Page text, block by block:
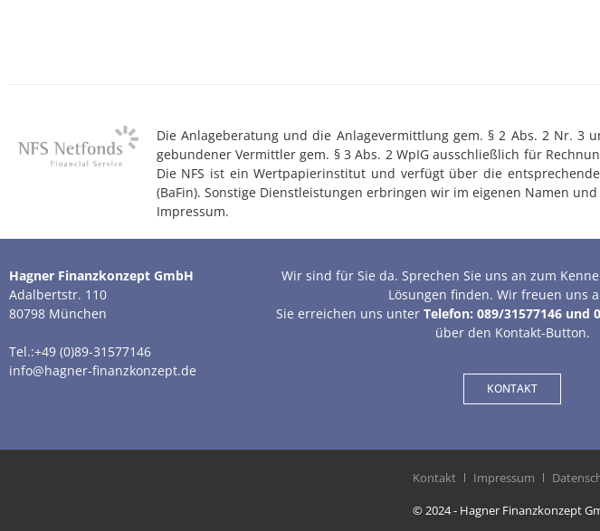
Die Anlageberatung und die Anlagevermittlung gem. § 2 Abs. 2 Nr. 3
gebundener Vermittler gem. § 3 Abs. 2 WpIG ausschließlich für
Die NFS ist ein Wertpapierinstitut und verfügt über die
(BaFin). Sonstige Dienstleistungen erbringen wir im eigenen Namen
Impressum.
Hagner Finanzkonzept GmbH
Adalbertstr. 110
80798 München
Tel.:+49 (0)89-31577146
info@hagner-finanzkonzept.de
Wir sind für Sie da. Sprechen Sie uns an zum
Lösungen finden. Wir freuen uns
Sie erreichen uns unterTelefon: 089/31577146 und
über den Kontakt-Button.
KONTAKT
Kontakt Impressum
© 2024 - Hagner Finanzkonzept